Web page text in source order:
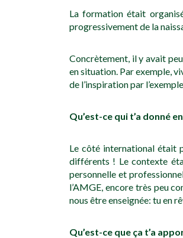
La formation était
progressivement de la
Concrètement, il y avait
en situation. Par exemple,
de l’inspiration par
Qu’est-ce qui t’a donné
Le côté international était
différents ! Le contexte
personnelle et
l’AMGE, encore très peu
nous être enseignée: tu en
Qu’est-ce que ça t’a